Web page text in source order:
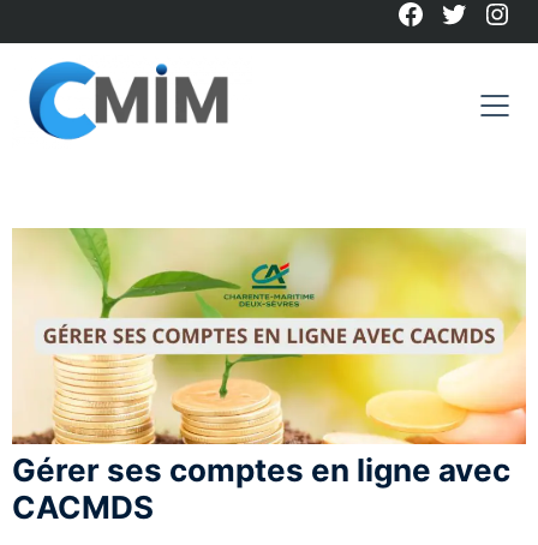
to
content
Facebook
Twitter
Gérer ses comptes en ligne avec
CACMDS